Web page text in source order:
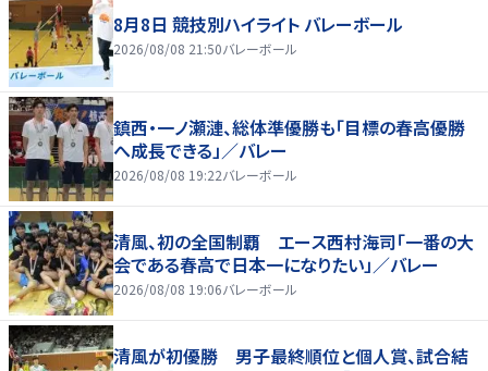
8月8日 競技別ハイライト バレーボール
2026/08/08 21:50バレーボール
鎮西・一ノ瀬漣、総体準優勝も「目標の春高優勝
へ成長できる」／バレー
2026/08/08 19:22バレーボール
清風、初の全国制覇 エース西村海司「一番の大
会である春高で日本一になりたい」／バレー
2026/08/08 19:06バレーボール
清風が初優勝 男子最終順位と個人賞、試合結